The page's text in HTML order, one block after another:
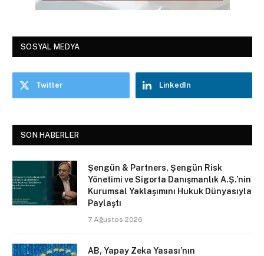
SOSYAL MEDYA
Twitter LinkedIn
SON HABERLER
Şengün & Partners, Şengün Risk
Yönetimi ve Sigorta Danışmanlık A.Ş.’nin
Kurumsal Yaklaşımını Hukuk Dünyasıyla
Paylaştı
7 Ağustos 2026
AB, Yapay Zeka Yasası’nın